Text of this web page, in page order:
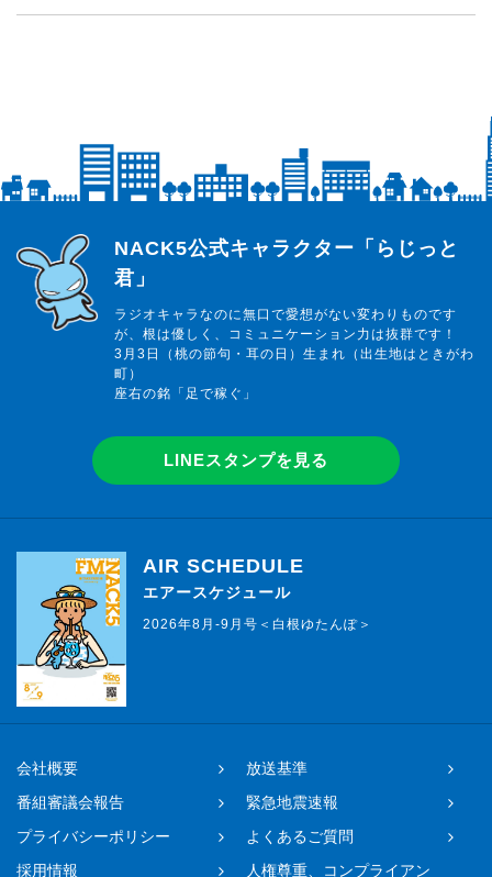
らじっと君
NACK5公式キャラクター「らじっと
君」
ラジオキャラなのに無口で愛想がない変わりものです
が、根は優しく、コミュニケーション力は抜群です！
3月3日（桃の節句・耳の日）生まれ（出生地はときがわ
町）
座右の銘「足で稼ぐ」
LINEスタンプを見る
AIR SCHEDULE
エアースケジュール
2026年8月-9月号＜白根ゆたんぽ＞
会社概要
放送基準
番組審議会報告
緊急地震速報
プライバシーポリシー
よくあるご質問
採用情報
人権尊重、コンプライアン